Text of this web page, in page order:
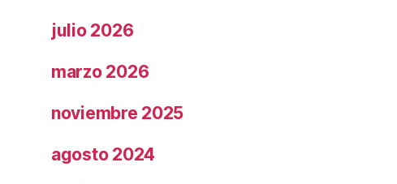
julio 2026
marzo 2026
noviembre 2025
agosto 2024